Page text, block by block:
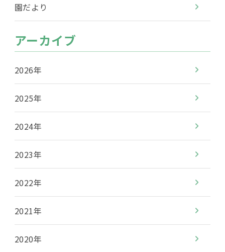
園だより
アーカイブ
2026年
2025年
2024年
2023年
2022年
2021年
2020年